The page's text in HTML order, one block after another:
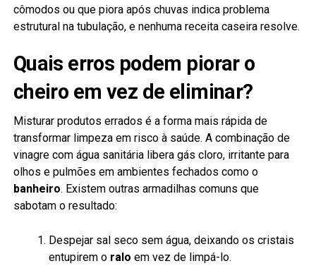
cômodos ou que piora após chuvas indica problema
estrutural na tubulação, e nenhuma receita caseira resolve.
Quais erros podem piorar o
cheiro em vez de eliminar?
Misturar produtos errados é a forma mais rápida de
transformar limpeza em risco à saúde. A combinação de
vinagre com água sanitária libera gás cloro, irritante para
olhos e pulmões em ambientes fechados como o
banheiro. Existem outras armadilhas comuns que
sabotam o resultado:
Despejar sal seco sem água, deixando os cristais
entupirem o ralo em vez de limpá-lo.